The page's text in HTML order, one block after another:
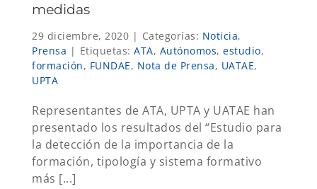
medidas
29 diciembre, 2020 | Categorías: Noticia,
Prensa | Etiquetas: ATA, Autónomos, estudio,
formación, FUNDAE, Nota de Prensa, UATAE,
UPTA
Representantes de ATA, UPTA y UATAE han
presentado los resultados del “Estudio para
la detección de la importancia de la
formación, tipología y sistema formativo
más [...]